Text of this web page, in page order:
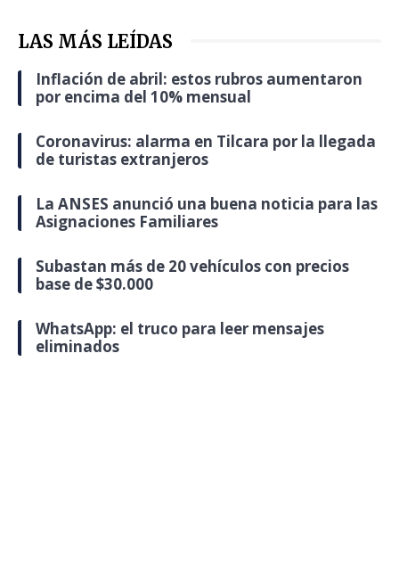
LAS MÁS LEÍDAS
Inflación de abril: estos rubros aumentaron
por encima del 10% mensual
Coronavirus: alarma en Tilcara por la llegada
de turistas extranjeros
La ANSES anunció una buena noticia para las
Asignaciones Familiares
Subastan más de 20 vehículos con precios
base de $30.000
WhatsApp: el truco para leer mensajes
eliminados